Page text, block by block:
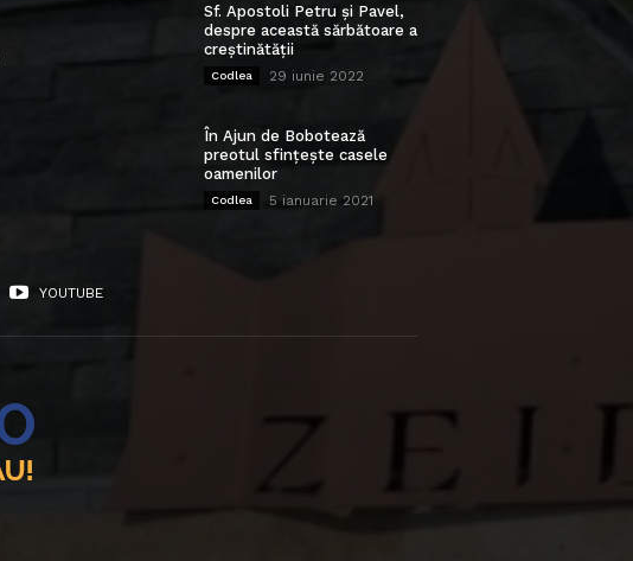
Sf. Apostoli Petru și Pavel,
despre această sărbătoare a
creștinătății
Codlea 29 iunie 2022
În Ajun de Bobotează
preotul sfințește casele
oamenilor
Codlea 5 ianuarie 2021
YOUTUBE